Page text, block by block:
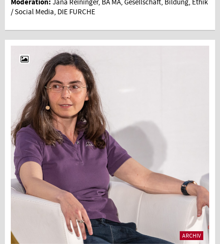
Moderation: Jana Reininger, BA MA, Gesellschaft, Bildung, Ethik
/ Social Media, DIE FURCHE
ARCHIV